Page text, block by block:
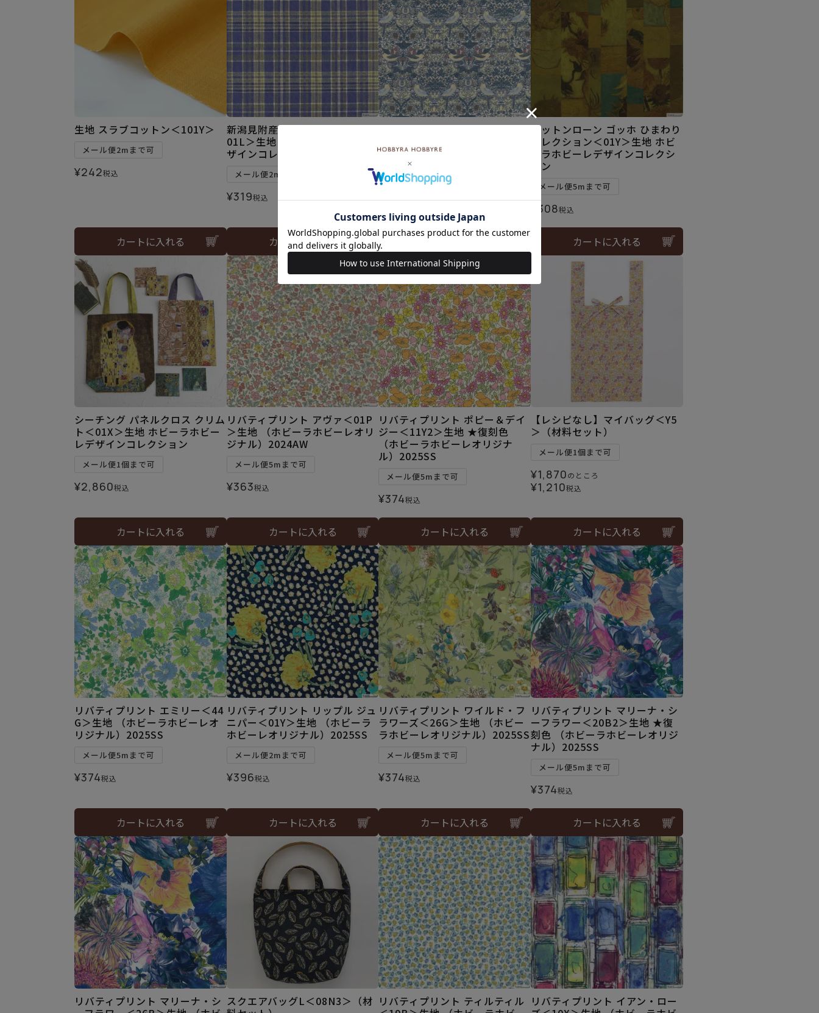
生地 スラブコットン＜101Y＞
メール便2mまで可
¥242税込
カートに入れる
新潟見附産 エアリーサッカー＜
01L＞生地 ホビーラホビーレデ
ザインコレクション
メール便2mまで可
¥319税込
カートに入れる
Legacy of Arts and Crafts
B＞生地 ホビーラホビーレデザ
インコレクション
メール便5mまで可
カートに入れる
コットンローン ゴッホ ひまわり
コレクション＜01Y＞生地 ホビ
ーラホビーレデザインコレクシ
ョン
メール便5mまで可
308税込
カートに入れる
シーチング パネルクロス クリム
ト＜01X＞生地 ホビーラホビー
レデザインコレクション
メール便1個まで可
¥2,860税込
カートに入れる
リバティプリント アヴァ＜01P
＞生地 （ホビーラホビーレオリ
ジナル）2024AW
メール便5mまで可
¥363税込
カートに入れる
リバティプリント ポピー＆デイ
ジー＜11Y2＞生地 ★復刻色
（ホビーラホビーレオリジナ
ル）2025SS
メール便5mまで可
¥374税込
カートに入れる
【レシピなし】マイバッグ＜Y5
＞（材料セット）
メール便1個まで可
¥1,870のところ
¥1,210税込
カートに入れる
リバティプリント エミリー＜44
G＞生地 （ホビーラホビーレオ
リジナル）2025SS
メール便5mまで可
¥374税込
カートに入れる
リバティプリント リップル ジュ
ニパー＜01Y＞生地 （ホビーラ
ホビーレオリジナル）2025SS
メール便2mまで可
¥396税込
カートに入れる
リバティプリント ワイルド・フ
ラワーズ＜26G＞生地 （ホビー
ラホビーレオリジナル）2025SS
メール便5mまで可
¥374税込
カートに入れる
リバティプリント マリーナ・シ
ーフラワー＜20B2＞生地 ★復
刻色 （ホビーラホビーレオリジ
ナル）2025SS
メール便5mまで可
¥374税込
カートに入れる
リバティプリント マリーナ・シ スクエアバッグL＜08N3＞（材 リバティプリント ティルティル
リバティプリント イアン・ロー